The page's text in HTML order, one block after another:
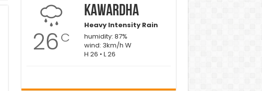
26 C
Kawardha
Heavy Intensity Rain
humidity: 87%
wind: 3km/h W
H 26 • L 26